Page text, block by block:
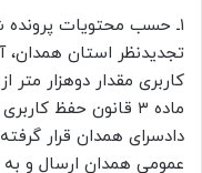
تجدیدنظر استان همدان،
کاربری مقدار دوهزار متر
ماده ۳ قانون حفظ
دادسرای همدان قرار